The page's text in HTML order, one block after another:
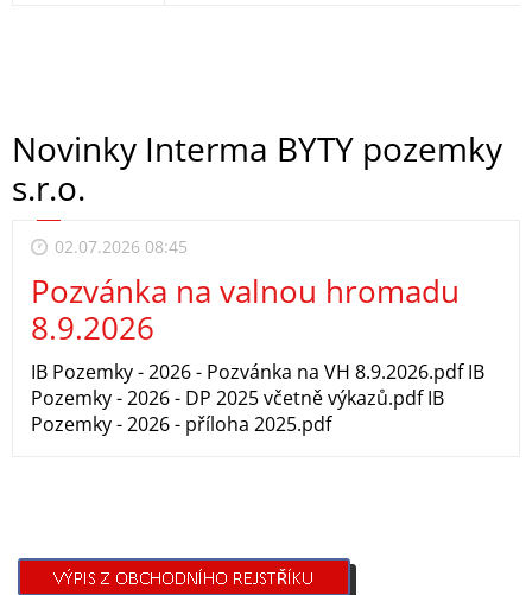
Novinky Interma BYTY pozemky
s.r.o.
02.07.2026 08:45
Pozvánka na valnou hromadu
8.9.2026
IB Pozemky - 2026 - Pozvánka na VH 8.9.2026.pdf IB
Pozemky - 2026 - DP 2025 včetně výkazů.pdf IB
Pozemky - 2026 - příloha 2025.pdf